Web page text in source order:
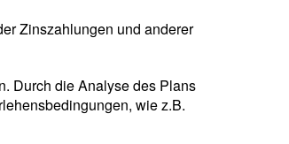
Zinszahlungen und anderer
Durch die Analyse des Plans
wie z.B.